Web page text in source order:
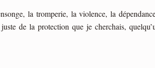
la tromperie, la violence, la
de la protection que je cherchais,